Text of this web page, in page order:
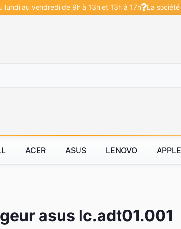
lundi au vendredi de 9h à 13h et 13h à 17h La société
ACER ASUS LENOVO APPLE
asus lc.adt01.001